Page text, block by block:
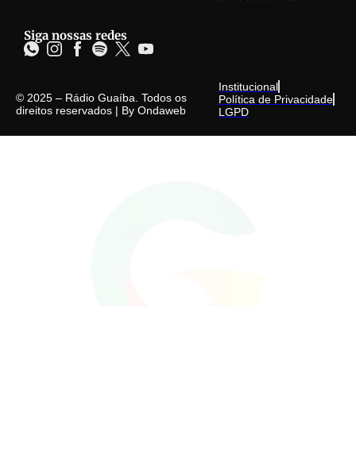
Siga nossas redes
© 2025 – Rádio Guaíba. Todos os
direitos reservados | By Ondaweb
Institucional
Política de Privacidade
LGPD